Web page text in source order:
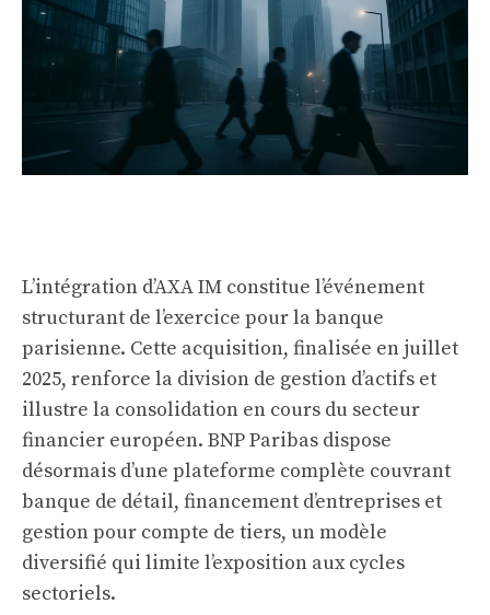
L’intégration d’AXA IM constitue l’événement
structurant de l’exercice pour la banque
parisienne. Cette acquisition, finalisée en juillet
2025, renforce la division de gestion d’actifs et
illustre la consolidation en cours du secteur
financier européen. BNP Paribas dispose
désormais d’une plateforme complète couvrant
banque de détail, financement d’entreprises et
gestion pour compte de tiers, un modèle
diversifié qui limite l’exposition aux cycles
sectoriels.